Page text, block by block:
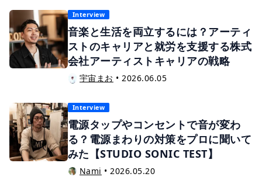
Interview
音楽と生活を両立するには？アーティ
ストのキャリアと就労を支援する株式
会社アーティストキャリアの戦略
宇宙まお •2026.06.05
Interview
電源タップやコンセントで音が変わ
る？電源まわりの対策をプロに聞いて
みた【STUDIO SONIC TEST】
Nami •2026.05.20